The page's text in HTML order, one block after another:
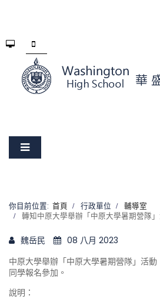
你目前位置: 首頁 行政單位
輔導室
轉知中原大學舉辦「中原大學暑期營隊
魏岳民
08 八月 2023
中原大學舉辦「中原大學暑期營隊」活
同學報名參加。
說明：